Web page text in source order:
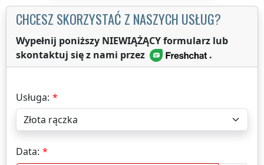
CHCESZ SKORZYSTAĆ Z NASZYCH USŁUG?
Wypełnij poniższy NIEWIĄŻĄCY formularz lub
skontaktuj się z nami przez
.
Usługa:
Data: